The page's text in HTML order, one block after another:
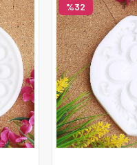
%32